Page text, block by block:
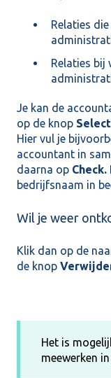
Relaties
Relaties bij
Je kan de
op de knop
Hier vul je
accountant in
daarna op Check.
bedrijfsnaam in
Wil je weer
Klik dan op de
de knop
Het is
meewerken